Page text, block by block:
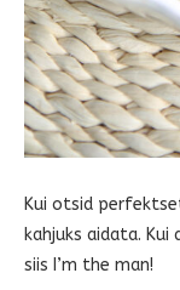
Kui otsid
kahjuks aidata.
siis I’m the man!